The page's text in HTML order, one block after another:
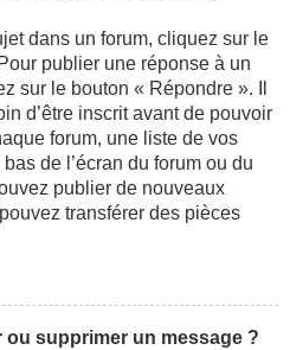
dans un forum, cliquez sur le
publier une réponse à un
sur le bouton « Répondre ». Il
d’être inscrit avant de pouvoir
forum, une liste de vos
de l’écran du forum ou du
publier de nouveaux
transférer des pièces
supprimer un message ?